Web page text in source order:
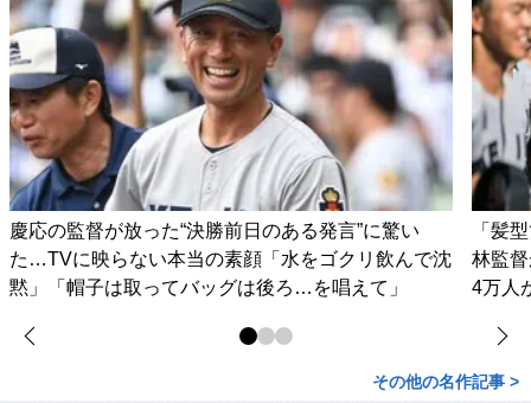
慶応の監督が放った“決勝前日のある発言”に驚い
た…TVに映らない本当の素顔「水をゴクリ飲んで沈
黙」「帽子は取ってバッグは後ろ…を唱えて」
「髪
林監
4万人
その他の名作記事 >